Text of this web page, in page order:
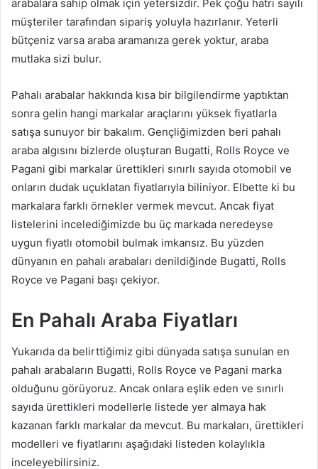
arabalara sahip olmak için yetersizdir. Pek çoğu hatrı sayılı
müşteriler tarafından sipariş yoluyla hazırlanır. Yeterli
bütçeniz varsa araba aramanıza gerek yoktur, araba
mutlaka sizi bulur.
Pahalı arabalar hakkında kısa bir bilgilendirme yaptıktan
sonra gelin hangi markalar araçlarını yüksek fiyatlarla
satışa sunuyor bir bakalım. Gençliğimizden beri pahalı
araba algısını bizlerde oluşturan Bugatti, Rolls Royce ve
Pagani gibi markalar ürettikleri sınırlı sayıda otomobil ve
onların dudak uçuklatan fiyatlarıyla biliniyor. Elbette ki bu
markalara farklı örnekler vermek mevcut. Ancak fiyat
listelerini incelediğimizde bu üç markada neredeyse
uygun fiyatlı otomobil bulmak imkansız. Bu yüzden
dünyanın en pahalı arabaları denildiğinde Bugatti, Rolls
Royce ve Pagani başı çekiyor.
En Pahalı Araba Fiyatları
Yukarıda da belirttiğimiz gibi dünyada satışa sunulan en
pahalı arabaların Bugatti, Rolls Royce ve Pagani marka
olduğunu görüyoruz. Ancak onlara eşlik eden ve sınırlı
sayıda ürettikleri modellerle listede yer almaya hak
kazanan farklı markalar da mevcut. Bu markaları, ürettikleri
modelleri ve fiyatlarını aşağıdaki listeden kolaylıkla
inceleyebilirsiniz.